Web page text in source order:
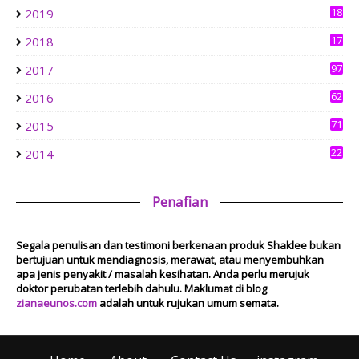
Mesyuarat Badan Kebajikan Sekolah Agama dan Penyampaian
1 week ago
Show All
2019
18
2018
17
2017 97
2016 62
2015 71
2014 22
Penafian
Segala penulisan dan testimoni berkenaan produk Shaklee bukan
bertujuan untuk mendiagnosis, merawat, atau menyembuhkan
apa jenis penyakit / masalah kesihatan. Anda perlu merujuk
doktor perubatan terlebih dahulu. Maklumat di blog
zianaeunos.com adalah untuk rujukan umum semata.